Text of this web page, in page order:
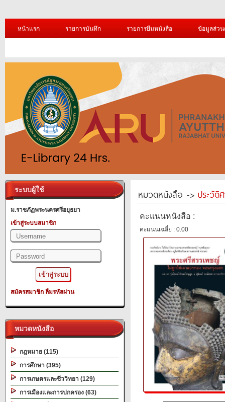
หน้าแรก รายการบันทึก รายการยืมหนังสือ ข้อมูลส่ว
ระบบผู้ใช้
ม.ราชภัฏพระนครศรีอยุธยา
เข้าสู่ระบบสมาชิก
สมัครสมาชิก ลืมรหัสผ่าน
หมวดหนังสือ
กฎหมาย (115)
การศึกษา (395)
การเกษตรและชีววิทยา (129)
การเมืองและการปกครอง (63)
หมวดหนังสือ -> ประวัติ
คะแนนหนังสือ :
คะแนนเฉลี่ย : 0.00